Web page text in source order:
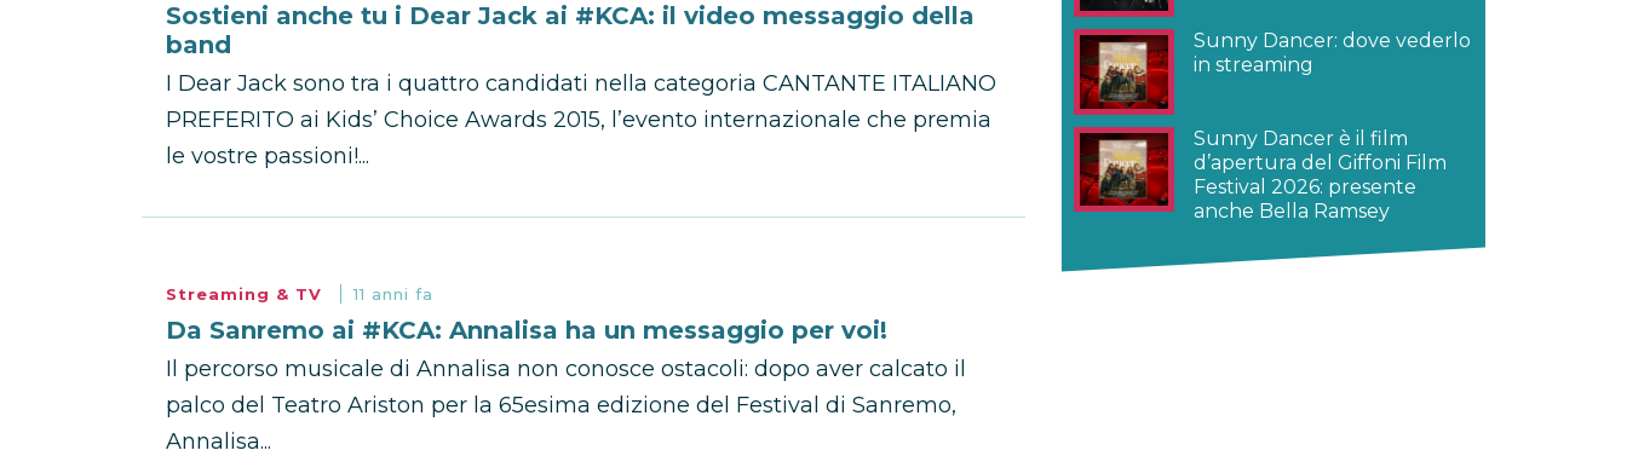
Sostieni anche tu i Dear Jack ai #KCA: il video messaggio della
band
I Dear Jack sono tra i quattro candidati nella categoria CANTANTE ITALIANO
PREFERITO ai Kids’ Choice Awards 2015, l’evento internazionale che premia
le vostre passioni!...
Streaming & TV 11 anni fa
Da Sanremo ai #KCA: Annalisa ha un messaggio per voi!
Il percorso musicale di Annalisa non conosce ostacoli: dopo aver calcato il
palco del Teatro Ariston per la 65esima edizione del Festival di Sanremo,
Annalisa...
Sunny Dancer: dove vederlo
in streaming
Sunny Dancer è il film
d’apertura del Giffoni Film
Festival 2026: presente
anche Bella Ramsey